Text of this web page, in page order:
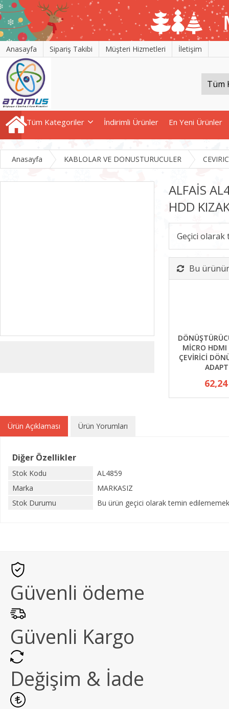
Anasayfa Sipariş Takibi Müşteri Hizmetleri İletişim
Tüm Kategoriler İndirimli Ürünler En Yeni Ürünler
Anasayfa KABLOLAR VE DONUSTURUCULER
ALFAİS
HDD
Geçici
Bu
MİCRO
ÇEVİRİCİ
Ürün Açıklaması Ürün Yorumları
Diğer Özellikler
Stok Kodu
AL4859
Marka
MARKASIZ
Stok Durumu
Bu ürün geçici olarak temin
Güvenli ödeme
Güvenli Kargo
Değişim & İade